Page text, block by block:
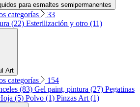
para esmaltes semipermanentes
categorías
33
(22) Esterilización y otro (11)
Art
categorías
154
(83) Gel paint, pintura (27) Pegatinas
(5) Polvo (1) Pinzas Art (1)